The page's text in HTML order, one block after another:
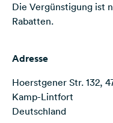
Folge
uns
Media
Facebook
Instagram
Die Vergünstigung ist
Rabatten.
Adresse
Hoerstgener Str. 132,
Kamp-Lintfort
Deutschland